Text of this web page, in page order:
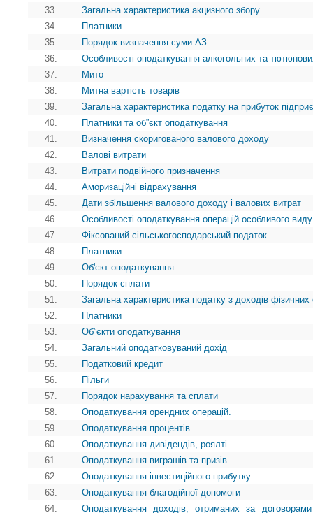
33.
Загальна характеристика акцизного збору
34.
Платники
35.
Порядок визначення суми АЗ
36.
Особливості оподаткування алкогольних та
37.
Мито
38.
Митна вартість товарів
39.
Загальна характеристика податку на прибуток
40.
Платники та об”єкт оподаткування
41.
Визначення скоригованого валового доходу
42.
Валові витрати
43.
Витрати подвійного призначення
44.
Аморизаційні відрахування
45.
Дати збільшення валового доходу і валових витрат
46.
Особливості оподаткування операцій особливого виду
47.
Фіксований сільськогосподарський податок
48.
Платники
49.
Об'єкт оподаткування
50.
Порядок сплати
51.
Загальна характеристика податку з доходів фізичних
52.
Платники
53.
Об”єкти оподаткування
54.
Загальний оподатковуваний дохід
55.
Податковий кредит
56.
Пільги
57.
Порядок нарахування та сплати
58.
Оподаткування орендних операцій.
59.
Оподаткування процентів
60.
Оподаткування дивідендів, роялті
61.
Оподаткування виграшів та призів
62.
Оподаткування інвестиційного прибутку
63.
Оподаткування благодійної допомоги
64.
Оподаткування доходів, отриманих за